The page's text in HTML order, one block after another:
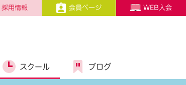
採用情報 会員ページ WEB入会
スクール ブログ